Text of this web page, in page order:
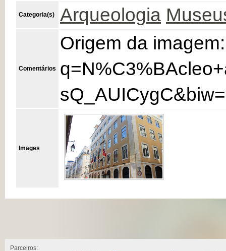
Categoria(s) Arqueologia
Comentários
Origem da
Images
Parceiros: